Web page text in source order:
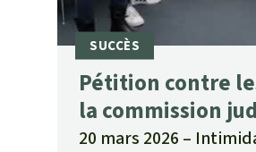
Pétition contre
la commission
20 mars 2026